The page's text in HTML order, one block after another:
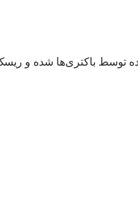
توسط باکتری‌ها شده و